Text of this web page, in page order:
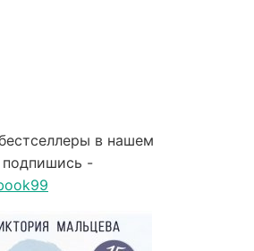
в нашем
подпишись -